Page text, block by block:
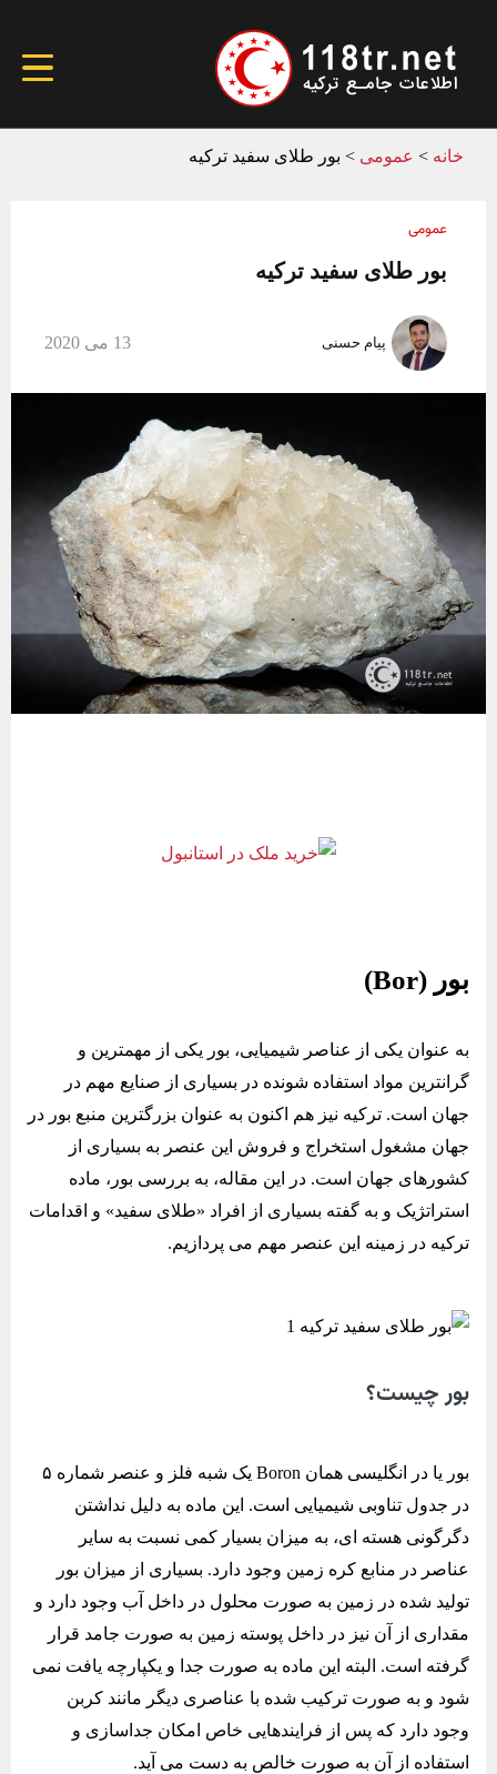
خانه > عمومی > بور طلای سفید ترکیه
عمومی
بور طلای سفید ترکیه
پیام حسنی 13 می 2020
بور (Bor)
به عنوان یکی از عناصر شیمیایی، بور یکی از مهمترین و
گرانترین مواد استفاده شونده در بسیاری از صنایع مهم در
جهان است. ترکیه نیز هم اکنون به عنوان بزرگترین منبع بور در
جهان مشغول استخراج و فروش این عنصر به بسیاری از
کشورهای جهان است. در این مقاله، به بررسی بور، ماده
استراتژیک و به گفته بسیاری از افراد «طلای سفید» و اقدامات
ترکیه در زمینه این عنصر مهم می پردازیم.
بور چیست؟
بور یا در انگلیسی همان Boron یک شبه فلز و عنصر شماره ۵
در جدول تناوبی شیمیایی است. این ماده به دلیل نداشتن
دگرگونی هسته ای، به میزان بسیار کمی نسبت به سایر
عناصر در منابع کره زمین وجود دارد. بسیاری از میزان بور
تولید شده در زمین به صورت محلول در داخل آب وجود دارد و
مقداری از آن نیز در داخل پوسته زمین به صورت جامد قرار
گرفته است. البته این ماده به صورت جدا و یکپارچه یافت نمی
شود و به صورت ترکیب شده با عناصری دیگر مانند کربن
وجود دارد که پس از فرایندهایی خاص امکان جداسازی و
استفاده از آن به صورت خالص به دست می آید.